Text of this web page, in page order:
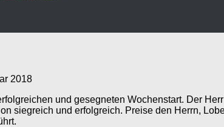
2018
und gesegneten Wochenstart. Der
siegreich und erfolgreich. Preise den Herrn,